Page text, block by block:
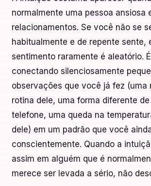
normalmente uma pessoa ansiosa
relacionamentos. Se você não se
habitualmente e de repente sente,
sentimento raramente é aleatório.
conectando silenciosamente
observações que você já fez (uma
rotina dele, uma forma diferente
telefone, uma queda na
dele) em um padrão que você
conscientemente. Quando a
assim em alguém que é
merece ser levada a sério, não